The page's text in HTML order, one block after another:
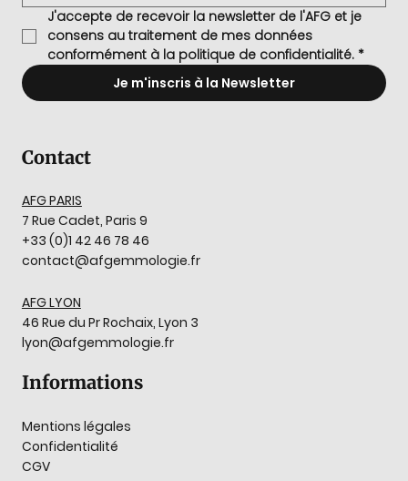
J'accepte de recevoir la newsletter de l'AFG et je
consens au traitement de mes données
conformément à la politique de confidentialité. *
Je m'inscris à la Newsletter
Informations
Mentions légales
Confidentialité
CGV
Contact
AFG PARIS
7 Rue Cadet, Paris 9
+33 (0)1 42 46 78 46
contact@afgemmologie.fr
AFG LYON
46 Rue du Pr Rochaix, Lyon 3
lyon@afgemmologie.fr